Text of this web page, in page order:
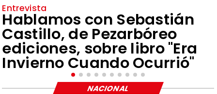
Entrevista
Hablamos con Sebastián
Castillo, de Pezarbóreo
ediciones, sobre libro "Era
Invierno Cuando Ocurrió"
NACIONAL